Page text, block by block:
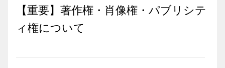
【重要】著作権・肖像権・パブリシテ
ィ権について